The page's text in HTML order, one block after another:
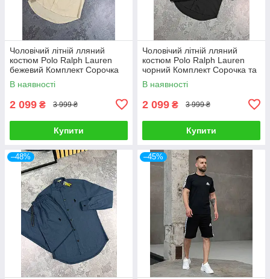
Чоловічий літній лляний
костюм Polo Ralph Lauren
бежевий Комплект Сорочка
та Штани на літо
В наявності
2 099 ₴ 3 999 ₴
Купити
Чоловічий літній лляний
костюм Polo Ralph Lauren
чорний Комплект Сорочка та
Штани на літо
В наявності
2 099 ₴ 3 999 ₴
Купити
–48% –45%